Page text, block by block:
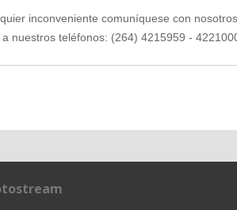
inconveniente comuníquese con
a nuestros teléfonos: (264) 4215959 -